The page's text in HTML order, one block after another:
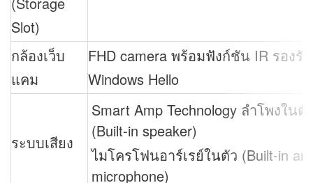
Slot)
กล้องเว็บ
แคม
FHD camera พร้อมฟังก์ชัน IR รองรับ
Windows Hello
ระบบเสียง
Smart Amp Technology ลำโพงในตั
(Built-in speaker)
ไมโครโฟนอาร์เรย์ในตัว (Built-in
microphone)